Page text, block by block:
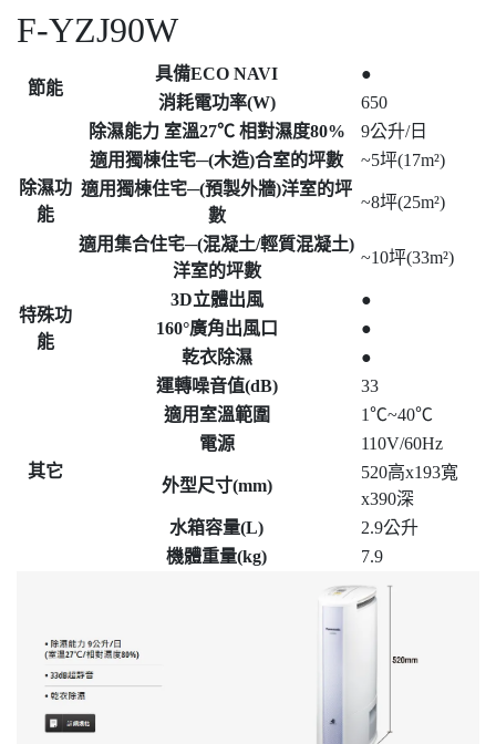
F-YZJ90W
節能
具備ECO NAVI
●
消耗電功率(W)
650
除濕功
能
除濕能力 室溫27℃ 相對濕度80%
9公升/日
適用獨棟住宅─(木造)合室的坪數
~5坪(17m²)
適用獨棟住宅─(預製外牆)洋室的坪
數
~8坪(25m²)
適用集合住宅─(混凝土/輕質混凝土)
洋室的坪數
~10坪(33m²)
特殊功
能
3D立體出風
●
160°廣角出風口
●
乾衣除濕
●
其它
運轉噪音值(dB)
33
適用室溫範圍
1℃~40℃
電源
110V/60Hz
外型尺寸(mm)
520高x193寬
x390深
水箱容量(L)
2.9公升
機體重量(kg)
7.9